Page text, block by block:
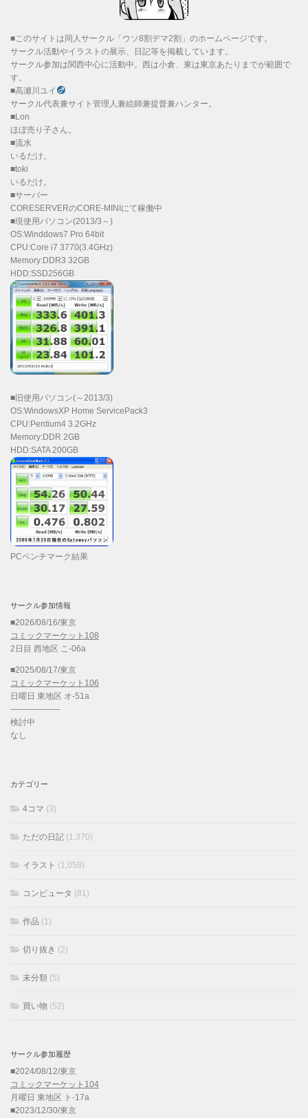
■このサイトは同人サークル「ウソ8割デマ2割」のホームページです。
サークル活動やイラストの展示、日記等を掲載しています。
サークル参加は関西中心に活動中。西は小倉、東は東京あたりまでが範囲で
す。
■高瀬川ユイ
サークル代表兼サイト管理人兼絵師兼提督兼ハンター。
■Lon
ほぼ売り子さん。
■流水
いるだけ。
■toki
いるだけ。
■サーバー
CORESERVERのCORE-MINIにて稼働中
■現使用パソコン(2013/3～)
OS:Winddows7 Pro 64bit
CPU:Core i7 3770(3.4GHz)
Memory:DDR3 32GB
HDD:SSD256GB
■旧使用パソコン(～2013/3)
OS:WindowsXP Home ServicePack3
CPU:Pentium4 3.2GHz
Memory:DDR 2GB
HDD:SATA 200GB
PCベンチマーク結果
サークル参加情報
■2026/08/16/東京
コミックマーケット108
2日目 西地区 こ-06a
■2025/08/17/東京
コミックマーケット106
日曜日 東地区 オ-51a
——————
検討中
なし
カテゴリー
4コマ (3)
ただの日記 (1,370)
イラスト (1,058)
コンピュータ (81)
作品 (1)
切り抜き (2)
未分類 (5)
買い物 (52)
サークル参加履歴
■2024/08/12/東京
コミックマーケット104
月曜日 東地区 ト-17a
■2023/12/30/東京